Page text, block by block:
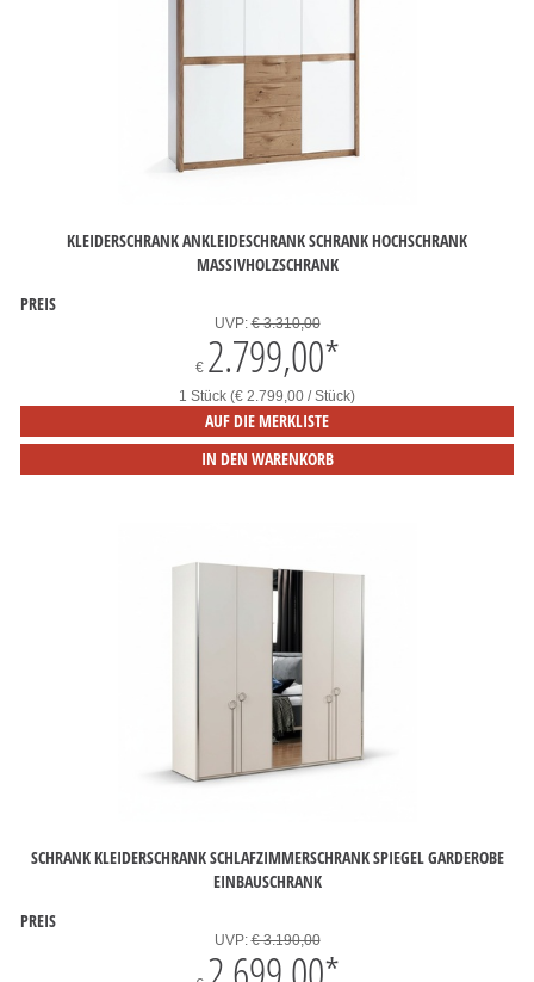
KLEIDERSCHRANK ANKLEIDESCHRANK SCHRANK HOCHSCHRANK
MASSIVHOLZSCHRANK
PREIS
UVP:€ 3.310,00
€ 2.799,00*
1 Stück (€ 2.799,00 / Stück)
AUF DIE MERKLISTE
IN DEN WARENKORB
SCHRANK KLEIDERSCHRANK SCHLAFZIMMERSCHRANK SPIEGEL GARDEROBE
EINBAUSCHRANK
PREIS
UVP:€ 3.190,00